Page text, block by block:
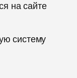
на сайте
систему